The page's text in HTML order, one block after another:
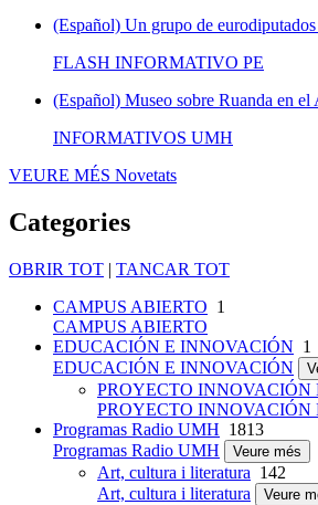
(Español) Un grupo de
FLASH INFORMATIVO PE
(Español) Museo sobre Ruanda en
INFORMATIVOS UMH
VEURE MÉS Novetats
Categories
OBRIR TOT | TANCAR TOT
CAMPUS ABIERTO 1
CAMPUS ABIERTO
EDUCACIÓN E INNOVACIÓN 1
EDUCACIÓN E INNOVACIÓN
PROYECTO INNOVACIÓN
PROYECTO INNOVACIÓN
Programas Radio UMH 1813
Programas Radio UMH
Veure més
Art, cultura i literatura 142
Art, cultura i literatura
Veure